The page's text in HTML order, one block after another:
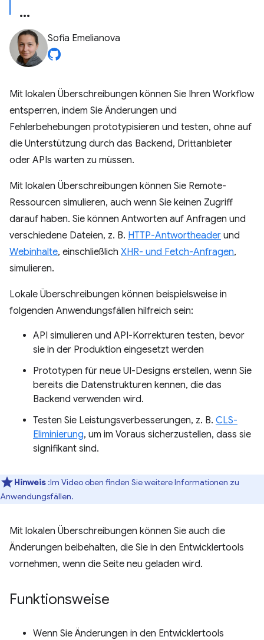
Sofia Emelianova
Mit lokalen Überschreibungen können Sie Ihren Workflow
entsperren, indem Sie Änderungen und
Fehlerbehebungen prototypisieren und testen, ohne auf
die Unterstützung durch das Backend, Drittanbieter
oder APIs warten zu müssen.
Mit lokalen Überschreibungen können Sie Remote-
Ressourcen simulieren, auch wenn Sie keinen Zugriff
darauf haben. Sie können Antworten auf Anfragen und
verschiedene Dateien, z. B. HTTP-Antwortheader und
Webinhalte, einschließlich XHR- und Fetch-Anfragen,
simulieren.
Lokale Überschreibungen können beispielsweise in
folgenden Anwendungsfällen hilfreich sein:
API simulieren und API-Korrekturen testen, bevor
sie in der Produktion eingesetzt werden
Prototypen für neue UI-Designs erstellen, wenn Sie
bereits die Datenstrukturen kennen, die das
Backend verwenden wird.
Testen Sie Leistungsverbesserungen, z. B. CLS-
Eliminierung, um im Voraus sicherzustellen, dass sie
signifikant sind.
Hinweis :Im Video oben finden Sie weitere Informationen zu
Anwendungsfällen.
Mit lokalen Überschreibungen können Sie auch die
Änderungen beibehalten, die Sie in den Entwicklertools
vornehmen, wenn die Seite neu geladen wird.
Funktionsweise
Wenn Sie Änderungen in den Entwicklertools